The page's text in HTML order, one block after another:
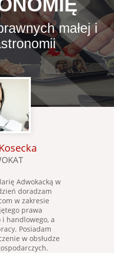
małej i
Adwokacką w
doradzam
w zakresie
prawa
handlowego, a
Posiadam
w obsłudze